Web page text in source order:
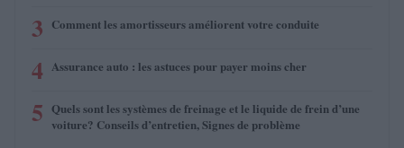
3 Comment les amortisseurs améliorent votre conduite
4 Assurance auto : les astuces pour payer moins cher
5 Quels sont les systèmes de freinage et le liquide de frein d’une
voiture? Conseils d’entretien, Signes de problème